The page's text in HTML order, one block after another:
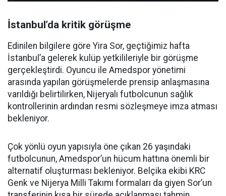
İstanbul’da kritik görüşme
Edinilen bilgilere göre Yira Sor, geçtiğimiz hafta
İstanbul’a gelerek kulüp yetkilileriyle bir görüşme
gerçekleştirdi. Oyuncu ile Amedspor yönetimi
arasında yapılan görüşmelerde prensip anlaşmasına
varıldığı belirtilirken, Nijeryalı futbolcunun sağlık
kontrollerinin ardından resmi sözleşmeye imza atması
bekleniyor.
Çok yönlü oyun yapısıyla öne çıkan 26 yaşındaki
futbolcunun, Amedspor’un hücum hattına önemli bir
alternatif oluşturması bekleniyor. Belçika ekibi KRC
Genk ve Nijerya Milli Takımı formaları da giyen Sor’un